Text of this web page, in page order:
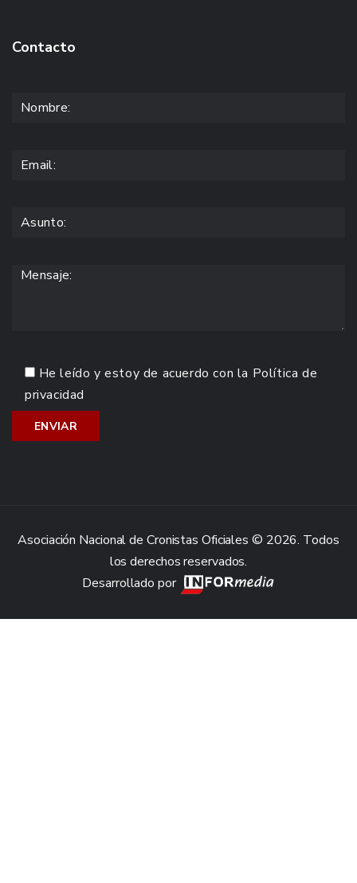
Contacto
He leído y estoy de acuerdo con la Política de
privacidad
Asociación Nacional de Cronistas Oficiales © 2026. Todos
los derechos reservados.
Desarrollado por